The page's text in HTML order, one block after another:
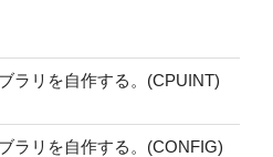
ラリを自作する。(CPUINT)
ラリを自作する。(CONFIG)